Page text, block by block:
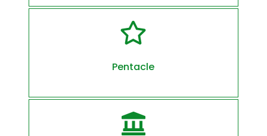

Pentacle
